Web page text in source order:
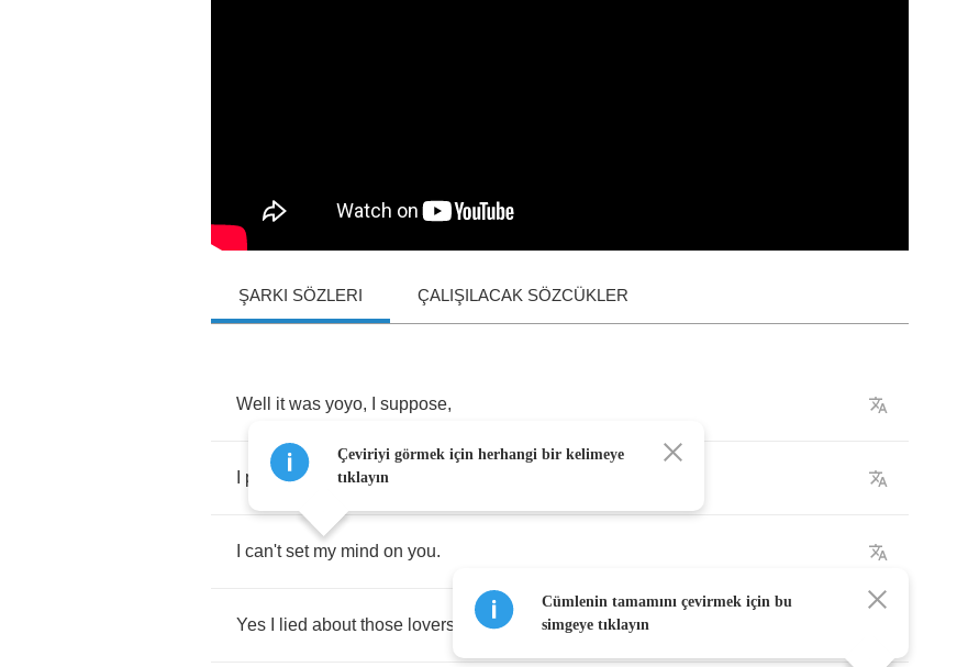
ŞARKI SÖZLERI ÇALIŞILACAK SÖZCÜKLER
Well it was yoyo, suppose,
play like fashion comes
can't set my mind on you.
Yes lied about those lovers
Çeviriyi görmek için herhangi bir kelimeye
tıklayın
Cümlenin tamamını çevirmek için bu
simgeye tıklayın